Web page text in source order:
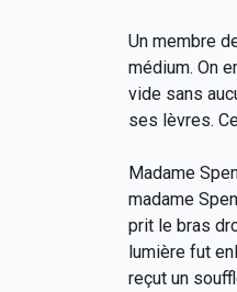
Un membre
médium. On
vide sans
ses lèvres.
Madame
madame
prit le bras
lumière fut
reçut un